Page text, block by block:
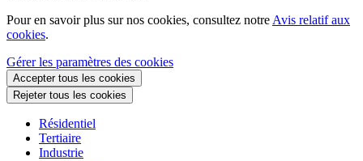
Pour en savoir plus sur nos cookies, consultez notre Avis relatif aux
cookies.
Gérer les paramètres des cookies
Accepter tous les cookies
Rejeter tous les cookies
Résidentiel
Tertiaire
Industrie